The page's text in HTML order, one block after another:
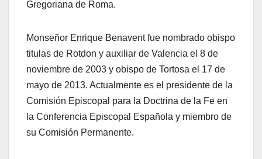
Gregoriana de Roma.
Monseñor Enrique Benavent fue nombrado obispo
titulas de Rotdon y auxiliar de Valencia el 8 de
noviembre de 2003 y obispo de Tortosa el 17 de
mayo de 2013. Actualmente es el presidente de la
Comisión Episcopal para la Doctrina de la Fe en
la Conferencia Episcopal Española y miembro de
su Comisión Permanente.